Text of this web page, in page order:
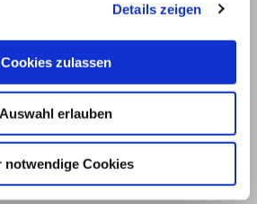
Details zeigen
Cookies zulassen
Auswahl erlauben
notwendige Cookies
Nutzungsbedingungen
Privatsphäre
Barrierefreiheit